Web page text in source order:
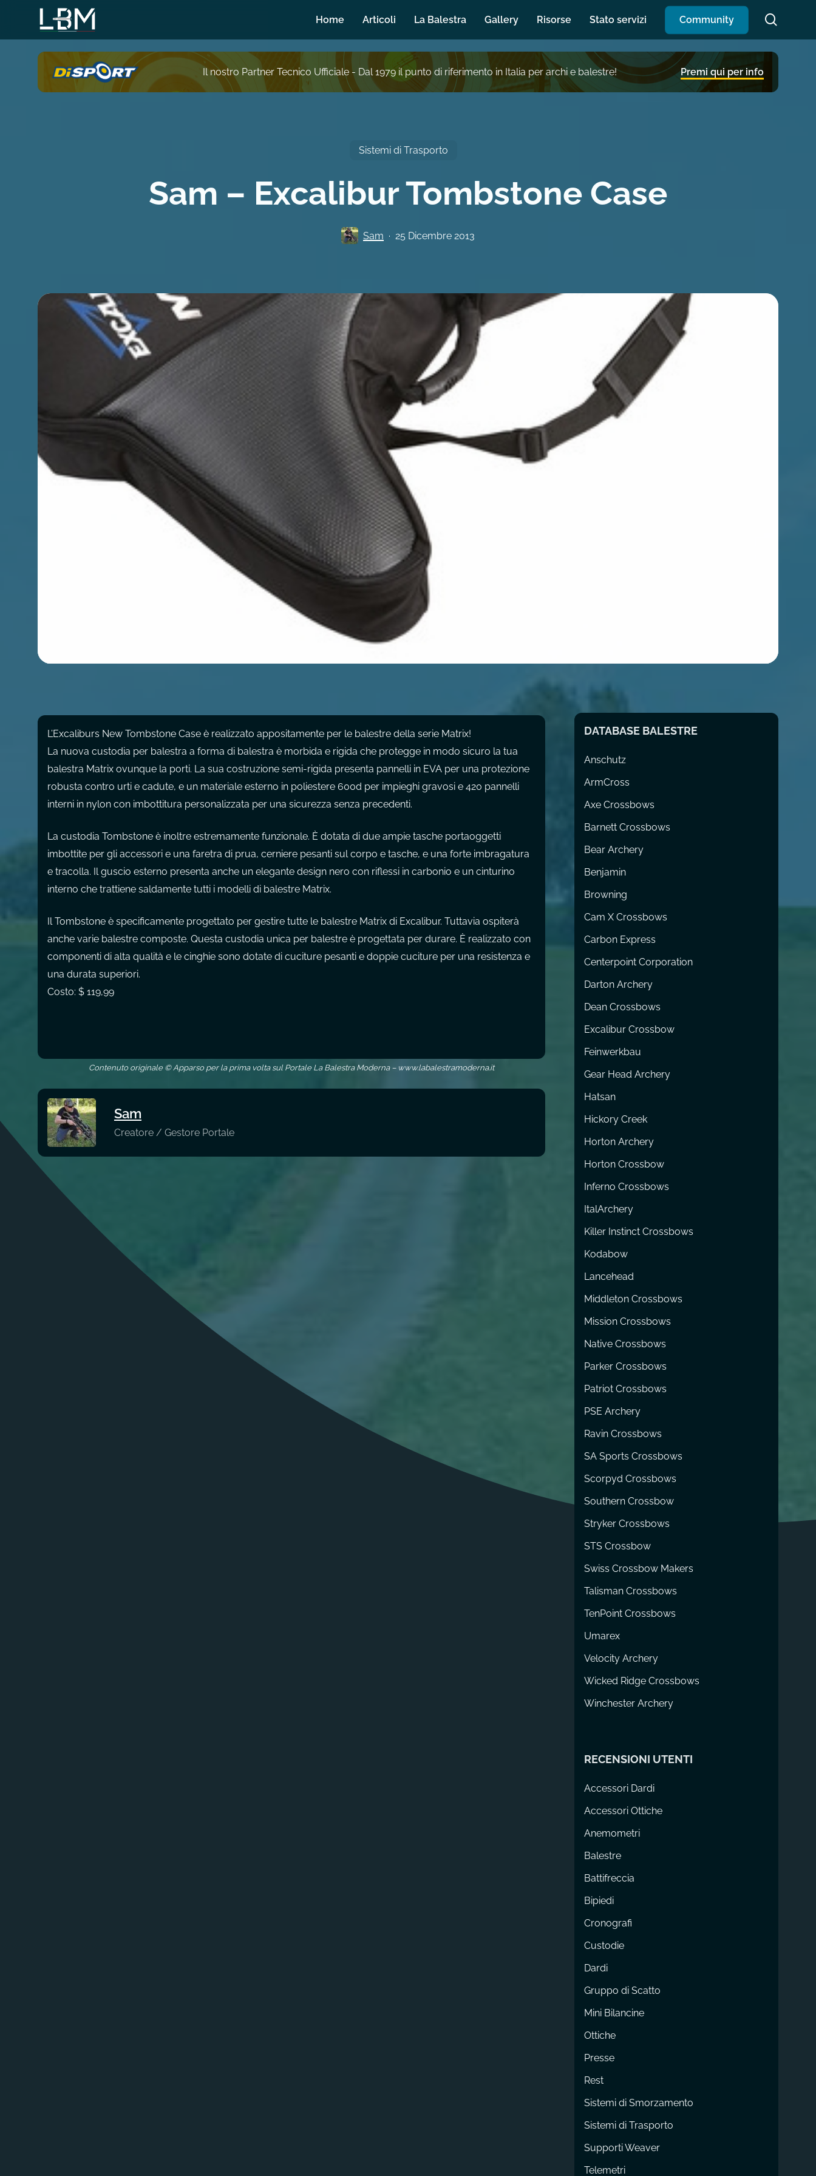
contenuto
principale
Premi INVIO per cercare o ESC per chiudere
Home Articoli La Balestra Gallery Risorse Stato servizi Community
Il nostro Partner Tecnico Ufficiale - Dal 1979 il punto di riferimento in Italia per archi e balestre! Premi qui per info
Sistemi di Trasporto
Sam – Excalibur Tombstone Case
Sam 25 Dicembre 2013
L’Excaliburs New Tombstone Case è realizzato appositamente per le balestre della serie Matrix!
La nuova custodia per balestra a forma di balestra è morbida e rigida che protegge in modo sicuro la tua
balestra Matrix ovunque la porti. La sua costruzione semi-rigida presenta pannelli in EVA per una protezione
robusta contro urti e cadute, e un materiale esterno in poliestere 600d per impieghi gravosi e 420 pannelli
interni in nylon con imbottitura personalizzata per una sicurezza senza precedenti.
La custodia Tombstone è inoltre estremamente funzionale. È dotata di due ampie tasche portaoggetti
imbottite per gli accessori e una faretra di prua, cerniere pesanti sul corpo e tasche, e una forte imbragatura
e tracolla. Il guscio esterno presenta anche un elegante design nero con riflessi in carbonio e un cinturino
interno che trattiene saldamente tutti i modelli di balestre Matrix.
Il Tombstone è specificamente progettato per gestire tutte le balestre Matrix di Excalibur. Tuttavia ospiterà
anche varie balestre composte. Questa custodia unica per balestre è progettata per durare. È realizzato con
componenti di alta qualità e le cinghie sono dotate di cuciture pesanti e doppie cuciture per una resistenza e
una durata superiori.
Costo: $ 119,99
Contenuto originale © Apparso per la prima volta sul Portale La Balestra Moderna – www.labalestramoderna.it
Sam
Creatore / Gestore Portale
DATABASE BALESTRE
Anschutz
ArmCross
Axe Crossbows
Barnett Crossbows
Bear Archery
Benjamin
Browning
Cam X Crossbows
Carbon Express
Centerpoint Corporation
Darton Archery
Dean Crossbows
Excalibur Crossbow
Feinwerkbau
Gear Head Archery
Hatsan
Hickory Creek
Horton Archery
Horton Crossbow
Inferno Crossbows
ItalArchery
Killer Instinct Crossbows
Kodabow
Lancehead
Middleton Crossbows
Mission Crossbows
Native Crossbows
Parker Crossbows
Patriot Crossbows
PSE Archery
Ravin Crossbows
SA Sports Crossbows
Scorpyd Crossbows
Southern Crossbow
Stryker Crossbows
STS Crossbow
Swiss Crossbow Makers
Talisman Crossbows
TenPoint Crossbows
Umarex
Velocity Archery
Wicked Ridge Crossbows
Winchester Archery
RECENSIONI UTENTI
Accessori Dardi
Accessori Ottiche
Anemometri
Balestre
Battifreccia
Bipiedi
Cronografi
Custodie
Dardi
Gruppo di Scatto
Mini Bilancine
Ottiche
Presse
Rest
Sistemi di Smorzamento
Sistemi di Trasporto
Supporti Weaver
Telemetri